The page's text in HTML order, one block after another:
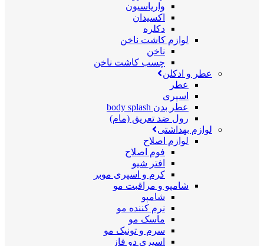
واریاسیون
اکسیدان
دکلره
لوازم کاشت ناخن
ناخن
چسب کاشت ناخن
عطر و ادکلن
عطر
اسپری
عطر بدن body splash
رول ضد تعریق (مام)
لوازم بهداشتی
لوازم اصلاح
فوم اصلاح
افتر شیو
کرم و اسپری موبر
شامپو و مراقبت مو
شامپو
نرم کننده مو
ماسک مو
سرم و تونیک مو
اسپری دو فاز